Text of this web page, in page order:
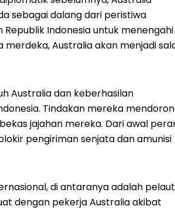
sebagai dalang dari peristiwa
Indonesia untuk menengahi
Australia akan menjadi
Australia dan keberhasilan
Tindakan mereka
jajahan mereka. Dari awal
pengiriman senjata dan amunisi
di antaranya adalah pelaut
dengan pekerja Australia akibat